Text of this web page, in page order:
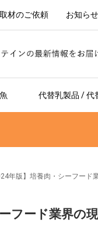
材のご依頼 お知らせ
代替乳製品 / 代
年版】培養肉・シーフー
ーフード業界